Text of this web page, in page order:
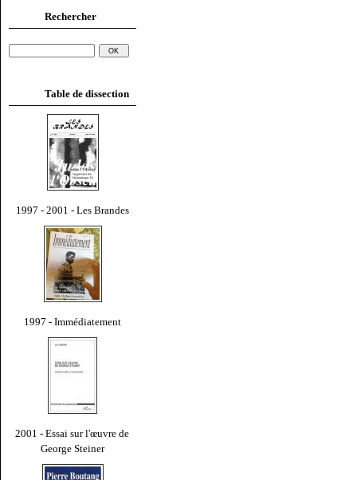
Rechercher
Table de dissection
1997 - 2001 - Les Brandes
1997 - Immédiatement
2001 - Essai sur l'œuvre de
George Steiner